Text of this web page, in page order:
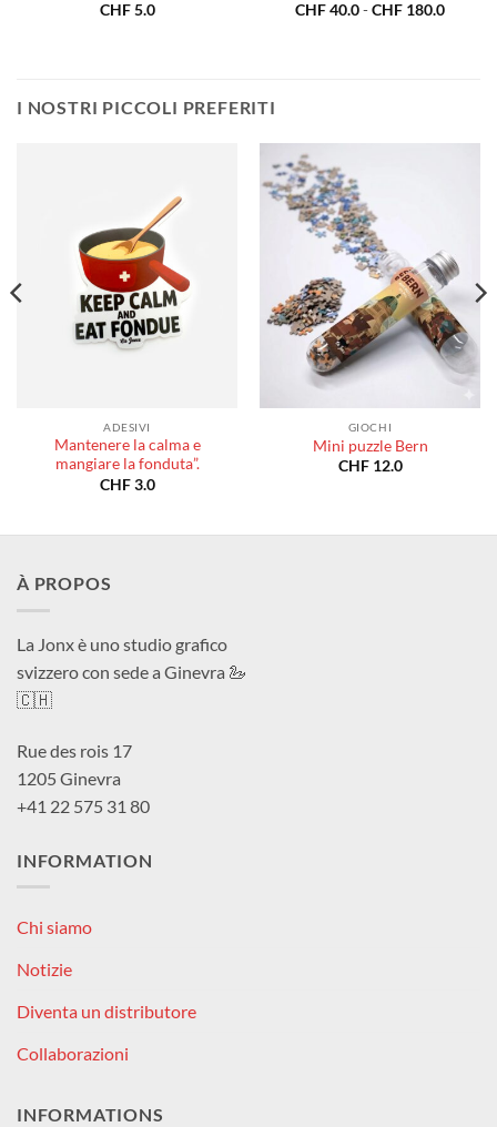
CHF5.0
CHF40.0-CHF 180.0Fascia
I NOSTRI PICCOLI PREFERITI
ADESIVI
Mantenere la calma e
mangiare la fonduta”.
CHF3.0
GIOCHI
Mini puzzle Bern
CHF12.0
À PROPOS
La Jonx è uno studio grafico
svizzero con sede a Ginevra 🦢
🇨🇭
Rue des rois 17
1205 Ginevra
+41 22 575 31 80
INFORMATION
Chi siamo
Notizie
Diventa un distributore
Collaborazioni
INFORMATIONS